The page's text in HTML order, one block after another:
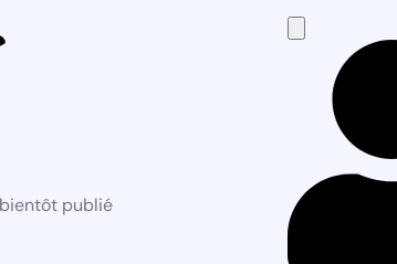
publié
Toggle